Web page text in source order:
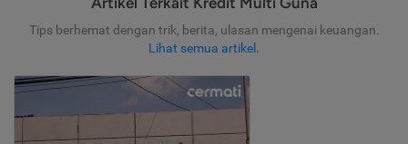
Tips berhemat dengan trik, berita, ulasan mengenai keuangan.
Lihat semua artikel .